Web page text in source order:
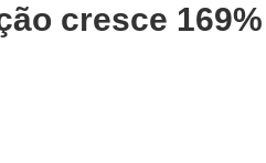
cresce 169%